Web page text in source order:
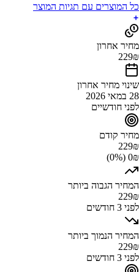
כל המוצרים עם תגיות המוצר
מחיר אחרון
229₪
שינוי מחיר אחרון
28 במאי 2026
לפני חודשיים
מחיר קודם
229₪
0₪ (0%)
המחיר הגבוה ביותר
229₪
לפני 3 חודשים
המחיר הנמוך ביותר
229₪
לפני 3 חודשים